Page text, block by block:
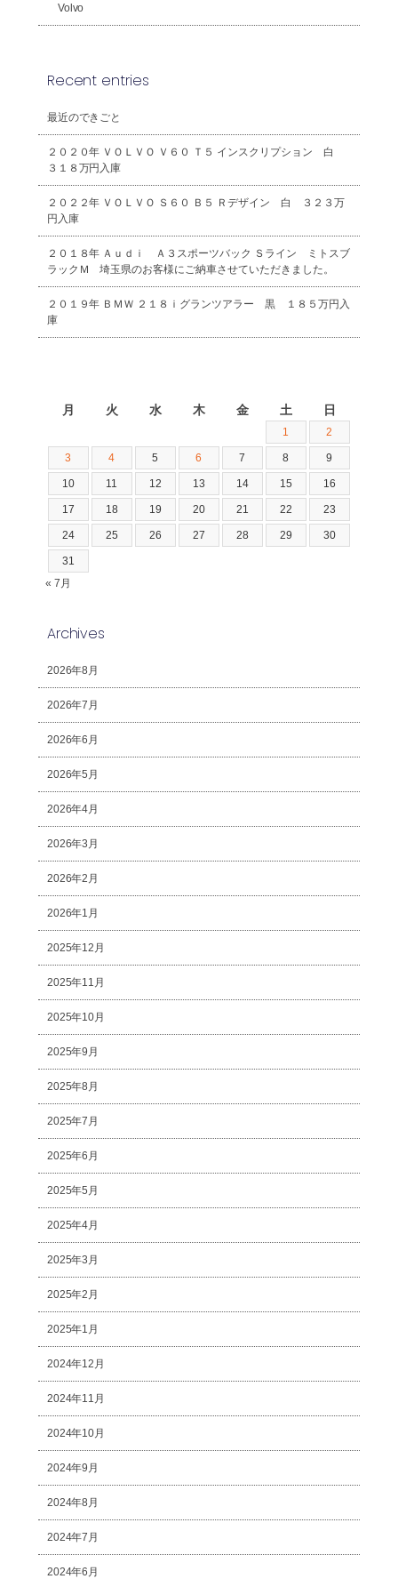
Volvo
Recent entries
最近のできごと
２０２０年 ＶＯＬＶＯ Ｖ６０ Ｔ５ インスクリプション 白
３１８万円入庫
２０２２年 ＶＯＬＶＯ Ｓ６０ Ｂ５ Ｒデザイン 白 ３２３万
円入庫
２０１８年 Ａｕｄｉ Ａ３スポーツバック Ｓライン ミトスブ
ラックＭ 埼玉県のお客様にご納車させていただきました。
２０１９年 ＢＭＷ ２１８ｉグランツアラー 黒 １８５万円入
庫
月 火 水 木 金 土 日
1 2
3 4 5 6 7 8 9
10 11 12 13 14 15 16
17 18 19 20 21 22 23
24 25 26 27 28 29 30
31
« 7月
Archives
2026年8月
2026年7月
2026年6月
2026年5月
2026年4月
2026年3月
2026年2月
2026年1月
2025年12月
2025年11月
2025年10月
2025年9月
2025年8月
2025年7月
2025年6月
2025年5月
2025年4月
2025年3月
2025年2月
2025年1月
2024年12月
2024年11月
2024年10月
2024年9月
2024年8月
2024年7月
2024年6月